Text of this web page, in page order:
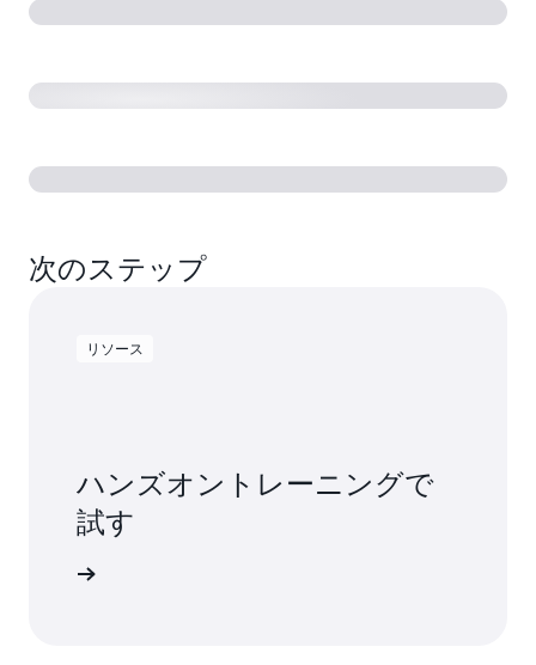
次のステップ
リソース
ハンズオントレーニングで
試す